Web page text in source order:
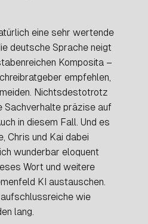
eine sehr wertende
deutsche Sprache neigt
Komposita –
empfehlen,
Nichtsdestotrotz
Sachverhalte präzise auf
in diesem Fall. Und es
Chris und Kai dabei
wunderbar eloquent
Wort und weitere
KI austauschen.
wie
lang.